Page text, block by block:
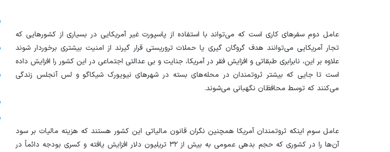
عامل دوم سفر‌های کاری است که می‌تواند با استفاده از پاسپورت غیر آمریکایی در بسیاری از کشور‌هایی که
تجار آمریکایی می‌توانند هدف گروگان گیری یا حملات تروریستی قرار گیرند از امنیت بیشتری برخوردار شوند
علاوه بر این، نابرابری طبقاتی و افزایش فقر در آمریکا، جنایت و بی عدالتی اجتماعی در این کشور را افزایش داده
است تا جایی که بیشتر ثروتمندان در محله‌های بسته در شهر‌های نیویورک شیکاگو و لس آنجلس زندگی
می‌کنند که توسط محافظان نگهبانی می‌شوند.
عامل سوم اینکه ثروتمندان آمریکا همچنین نگران قانون مالیاتی این کشور هستند که هزینه مالیات بر سود
آن‌ها را در کشوری که حجم بدهی عمومی به بیش از ۳۲ تریلیون دلار افزایش یافته و کسری بودجه دائماً در